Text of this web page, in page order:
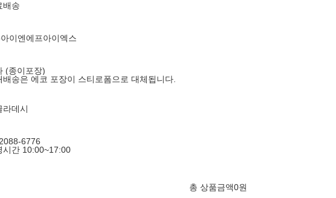
배송
이엔에프아이엑스
(종이포장)
배송은 에코 포장이 스티로폼으로 대체됩니다.
라데시
6776
시간 10:00~17:00
총 상품금액0원